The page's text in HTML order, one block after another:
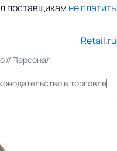
поставщикам не платить
Retail.ru
#Персонал
в торговле